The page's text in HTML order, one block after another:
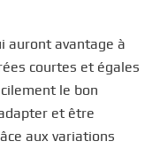
auront avantage à
courtes et égales
le bon
et être
aux variations